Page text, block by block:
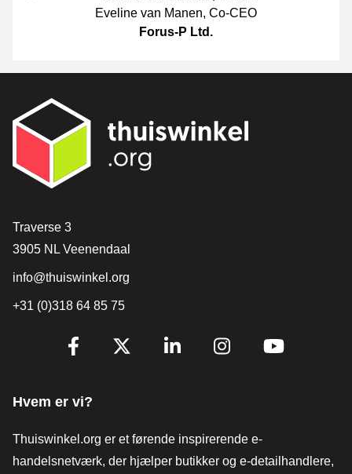
Eveline van Manen, Co-CEO
Forus-P Ltd.
[_General:Contact]
Traverse 3
3905 NL Veenendaal
info@thuiswinkel.org
+31 (0)318 64 85 75
[_General:SocialMediaTitle]
Hvem er vi?
Thuiswinkel.org er et førende inspirerende e-
handelsnetværk, der hjælper butikker og e-detailhandlere,